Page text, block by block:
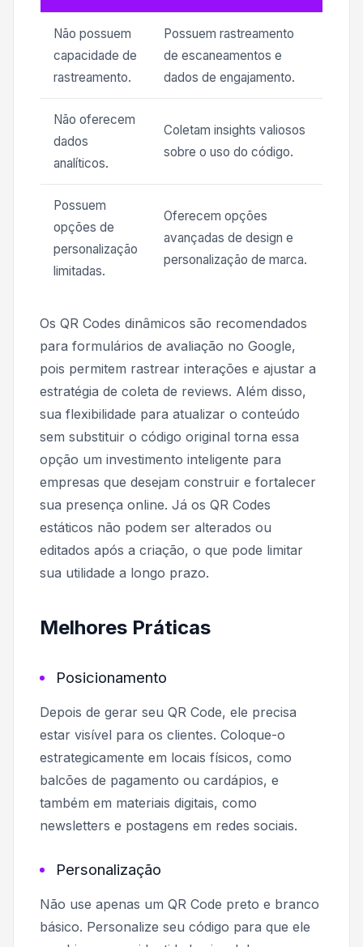
Não possuem
capacidade de
rastreamento.
Possuem rastreamento
de escaneamentos e
dados de engajamento.
Não oferecem
dados
analíticos.
Coletam insights valiosos
sobre o uso do código.
Possuem
opções de
personalização
limitadas.
Oferecem opções
avançadas de design e
personalização de marca.
Os QR Codes dinâmicos são recomendados
para formulários de avaliação no Google,
pois permitem rastrear interações e ajustar a
estratégia de coleta de reviews. Além disso,
sua flexibilidade para atualizar o conteúdo
sem substituir o código original torna essa
opção um investimento inteligente para
empresas que desejam construir e fortalecer
sua presença online. Já os QR Codes
estáticos não podem ser alterados ou
editados após a criação, o que pode limitar
sua utilidade a longo prazo.
Melhores Práticas
Posicionamento
Depois de gerar seu QR Code, ele precisa
estar visível para os clientes. Coloque-o
estrategicamente em locais físicos, como
balcões de pagamento ou cardápios, e
também em materiais digitais, como
newsletters e postagens em redes sociais.
Personalização
Não use apenas um QR Code preto e branco
básico. Personalize seu código para que ele